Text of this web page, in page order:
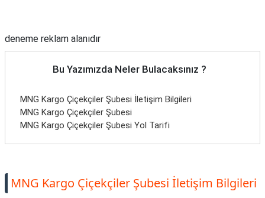
Ulaşın
deneme reklam alanıdır
Bu Yazımızda Neler Bulacaksınız ?
MNG Kargo Çiçekçiler Şubesi İletişim Bilgileri
MNG Kargo Çiçekçiler Şubesi
MNG Kargo Çiçekçiler Şubesi Yol Tarifi
MNG Kargo Çiçekçiler Şubesi İletişim Bilgileri